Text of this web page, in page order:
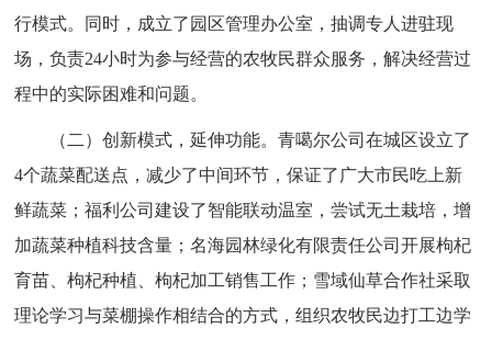
行模式。同时，成立了园区管理办公室，抽调专人进驻现
场，负责24小时为参与经营的农牧民群众服务，解决经营过
程中的实际困难和问题。
（二）创新模式，延伸功能。青噶尔公司在城区设立了
4个蔬菜配送点，减少了中间环节，保证了广大市民吃上新
鲜蔬菜；福利公司建设了智能联动温室，尝试无土栽培，增
加蔬菜种植科技含量；名海园林绿化有限责任公司开展枸杞
育苗、枸杞种植、枸杞加工销售工作；雪域仙草合作社采取
理论学习与菜棚操作相结合的方式，组织农牧民边打工边学